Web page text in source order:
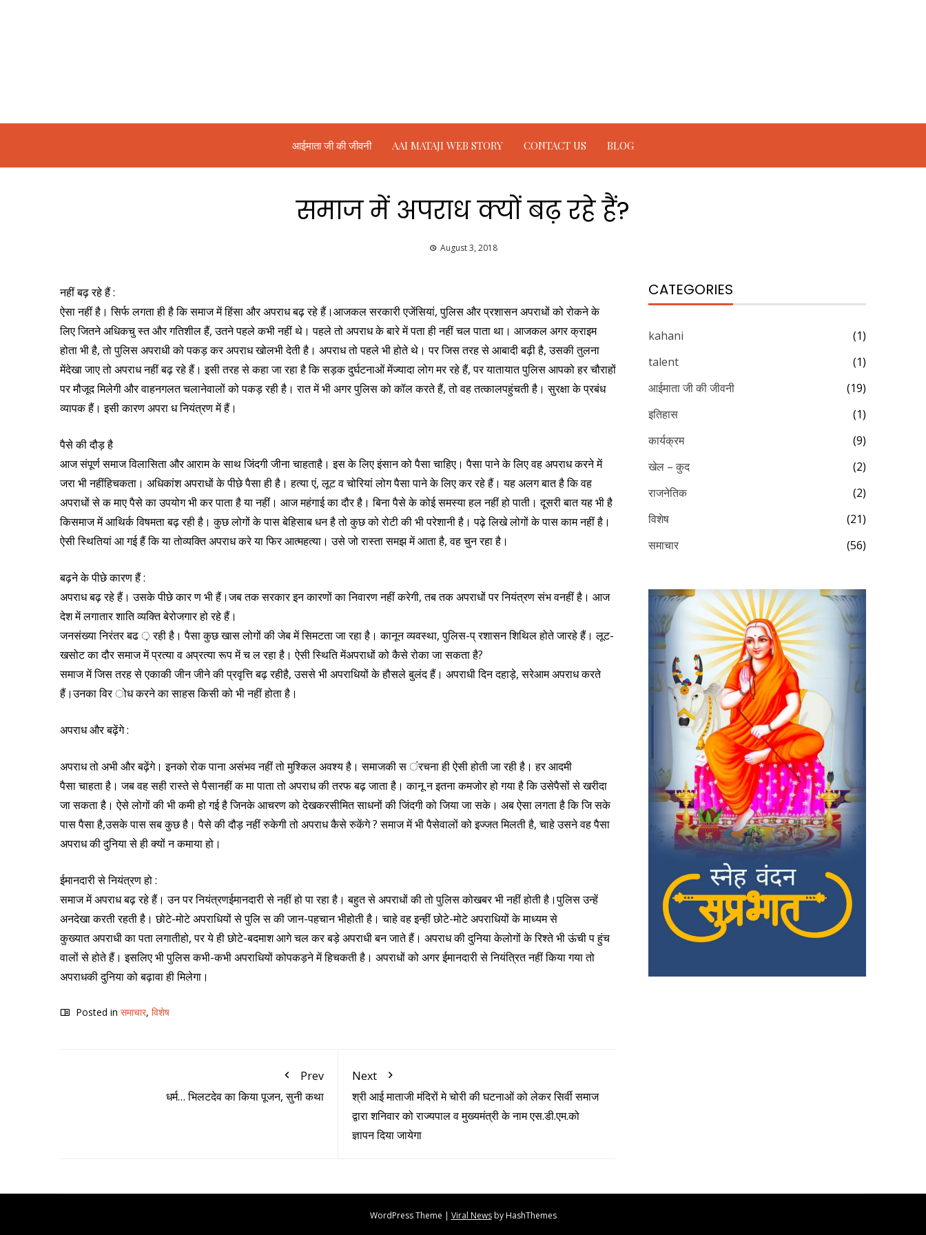
आईमाता जी की जीवनी AAI MATAJI WEB STORY CONTACT US BLOG
समाज में अपराध क्यों बढ़ रहे हैं?
August 3, 2018
नहीं बढ़ रहे हैं :
ऐसा नहीं है। सिर्फ लगता ही है कि समाज में हिंसा और अपराध बढ़ रहे हैं।आजकल सरकारी एजेंसियां, पुलिस और प्रशासन अपराधों को रोकने के
लिए जितने अधिकचु स्त और गतिशील हैं, उतने पहले कभी नहीं थे। पहले तो अपराध के बारे में पता ही नहीं चल पाता था। आजकल अगर क्राइम
होता भी है, तो पुलिस अपराधी को पकड़ कर अपराध खोलभी देती है। अपराध तो पहले भी होते थे। पर जिस तरह से आबादी बढ़ी है, उसकी तुलना
मेंदेखा जाए तो अपराध नहीं बढ़ रहे हैं। इसी तरह से कहा जा रहा है कि सड़क दुर्घटनाओं मेंज्यादा लोग मर रहे हैं, पर यातायात पुलिस आपको हर चौराहों
पर मौजूद मिलेगी और वाहनगलत चलानेवालों को पकड़ रही है। रात में भी अगर पुलिस को कॉल करते हैं, तो वह तत्कालपहुंचती है। सुरक्षा के प्रबंध
व्यापक हैं। इसी कारण अपरा ध नियंत्रण में हैं।
पैसे की दौड़ है
आज संपूर्ण समाज विलासिता और आराम के साथ जिंदगी जीना चाहताहै। इस के लिए इंसान को पैसा चाहिए। पैसा पाने के लिए वह अपराध करने में
जरा भी नहींहिचकता। अधिकांश अपराधों के पीछे पैसा ही है। हत्या एं, लूट व चोरियां लोग पैसा पाने के लिए कर रहे हैं। यह अलग बात है कि वह
अपराधों से क माए पैसे का उपयोग भी कर पाता है या नहीं। आज महंगाई का दौर है। बिना पैसे के कोई समस्या हल नहीं हो पाती। दूसरी बात यह भी है
किसमाज में आथिर्क विषमता बढ़ रही है। कुछ लोगों के पास बेहिसाब धन है तो कुछ को रोटी की भी परेशानी है। पढ़े लिखे लोगों के पास काम नहीं है।
ऐसी स्थितियां आ गई हैं कि या तोव्यक्ति अपराध करे या फिर आत्महत्या। उसे जो रास्ता समझ में आता है, वह चुन रहा है।
बढ़ने के पीछे कारण हैं :
अपराध बढ़ रहे हैं। उसके पीछे कार ण भी हैं।जब तक सरकार इन कारणों का निवारण नहीं करेगी, तब तक अपराधों पर नियंत्रण संभ वनहीं है। आज
देश में लगातार शाति व्यक्ति बेरोजगार हो रहे हैं।
जनसंख्या निरंतर बढ ़ रही है। पैसा कुछ खास लोगों की जेब में सिमटता जा रहा है। कानून व्यवस्था, पुलिस-प् रशासन शिथिल होते जारहे हैं। लूट-
खसोट का दौर समाज में प्रत्या व अप्रत्या रूप में च ल रहा है। ऐसी स्थिति मेंअपराधों को कैसे रोका जा सकता है?
समाज में जिस तरह से एकाकी जीन जीने की प्रवृत्ति बढ़ रहीहै, उससे भी अपराधियों के हौसले बुलंद हैं। अपराधी दिन दहाड़े, सरेआम अपराध करते
हैं।उनका विर ोध करने का साहस किसी को भी नहीं होता है।
अपराध और बढ़ेंगे :
अपराध तो अभी और बढ़ेंगे। इनको रोक पाना असंभव नहीं तो मुश्किल अवश्य है। समाजकी स ंरचना ही ऐसी होती जा रही है। हर आदमी
पैसा चाहता है। जब वह सही रास्ते से पैसानहीं क मा पाता तो अपराध की तरफ बढ़ जाता है। कानू न इतना कमजोर हो गया है कि उसेपैसों से खरीदा
जा सकता है। ऐसे लोगों की भी कमी हो गई है जिनके आचरण को देखकरसीमित साधनों की जिंदगी को जिया जा सके। अब ऐसा लगता है कि जि सके
पास पैसा है,उसके पास सब कुछ है। पैसे की दौड़ नहीं रुकेगी तो अपराध कैसे रुकेंगे ? समाज में भी पैसेवालों को इज्जत मिलती है, चाहे उसने वह पैसा
अपराध की दुनिया से ही क्यों न कमाया हो।
ईमानदारी से नियंत्रण हो :
समाज में अपराध बढ़ रहे हैं। उन पर नियंत्रणईमानदारी से नहीं हो पा रहा है। बहुत से अपराधों की तो पुलिस कोखबर भी नहीं होती है।पुलिस उन्हें
अनदेखा करती रहती है। छोटे-मोटे अपराधियों से पुलि स की जान-पहचान भीहोती है। चाहे वह इन्हीं छोटे-मोटे अपराधियों के माध्यम से
कुख्यात अपराधी का पता लगातीहो, पर ये ही छोटे-बदमाश आगे चल कर बड़े अपराधी बन जाते हैं। अपराध की दुनिया केलोगों के रिश्ते भी ऊंची प हुंच
वालों से होते हैं। इसलिए भी पुलिस कभी-कभी अपराधियों कोपकड़ने में हिचकती है। अपराधों को अगर ईमानदारी से नियंत्रित नहीं किया गया तो
अपराधकी दुनिया को बढ़ावा ही मिलेगा।
Posted in समाचार, विशेष
Prev
धर्म… भिलटदेव का किया पूजन, सुनी कथा
Next
श्री आई माताजी मंदिरों मे चोरी की घटनाओं को लेकर सिर्वी समाज
द्वारा शनिवार को राज्यपाल व मुख्यमंत्री के नाम एस.डी.एम.को
ज्ञापन दिया जायेगा
CATEGORIES
kahani
(1)
talent
(1)
आईमाता जी की जीवनी
(19)
इतिहास
(1)
कार्यक्रम
(9)
खेल – कुद
(2)
राजनेतिक
(2)
विशेष
(21)
समाचार
(56)
WordPress Theme | Viral Newsby HashThemes